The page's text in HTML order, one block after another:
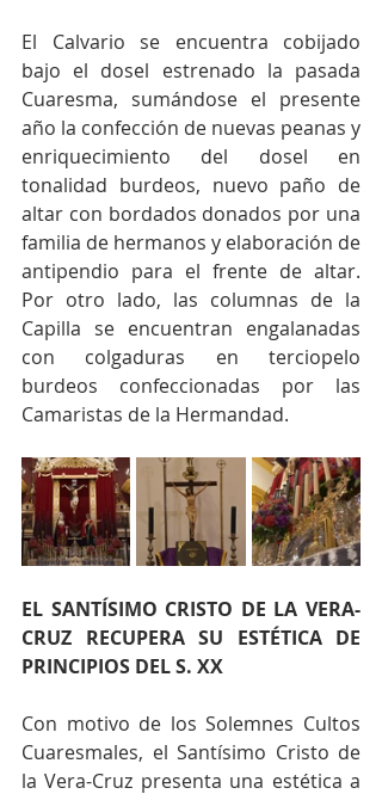
El Calvario se encuentra cobijado
bajo el dosel estrenado la pasada
Cuaresma, sumándose el presente
año la confección de nuevas peanas y
enriquecimiento del dosel en
tonalidad burdeos, nuevo paño de
altar con bordados donados por una
familia de hermanos y elaboración de
antipendio para el frente de altar.
Por otro lado, las columnas de la
Capilla se encuentran engalanadas
con colgaduras en terciopelo
burdeos confeccionadas por las
Camaristas de la Hermandad.
EL SANTÍSIMO CRISTO DE LA VERA-
CRUZ RECUPERA SU ESTÉTICA DE
PRINCIPIOS DEL S. XX
Con motivo de los Solemnes Cultos
Cuaresmales, el Santísimo Cristo de
la Vera-Cruz presenta una estética a